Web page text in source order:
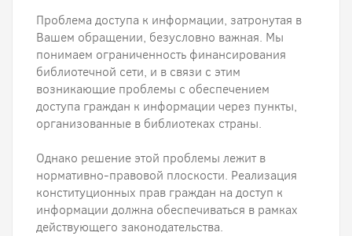
Проблема доступа к информации, затронутая в
Вашем обращении, безусловно важная. Мы
понимаем ограниченность финансирования
библиотечной сети, и в связи с этим
возникающие проблемы с обеспечением
доступа граждан к информации через пункты,
организованные в библиотеках страны.
Однако решение этой проблемы лежит в
нормативно-правовой плоскости. Реализация
конституционных прав граждан на доступ к
информации должна обеспечиваться в рамках
действующего законодательства.